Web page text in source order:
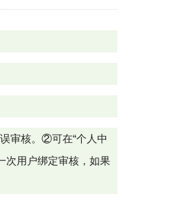
审核。 ②可在“个人中
次用户绑定审核，如果